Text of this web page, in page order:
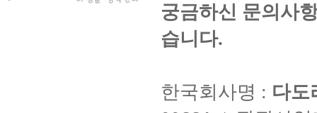
궁금하신 문의사
습니다.
한국회사명 : 다도